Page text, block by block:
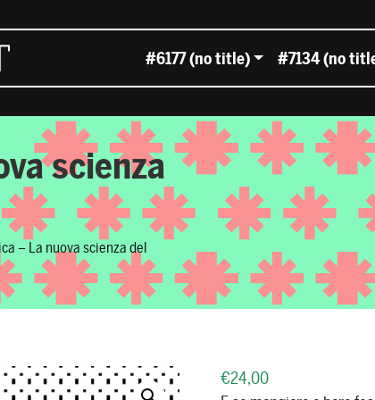
#6177 (no title) #7134 (no
scienza
– La nuova scienza del
€24,00